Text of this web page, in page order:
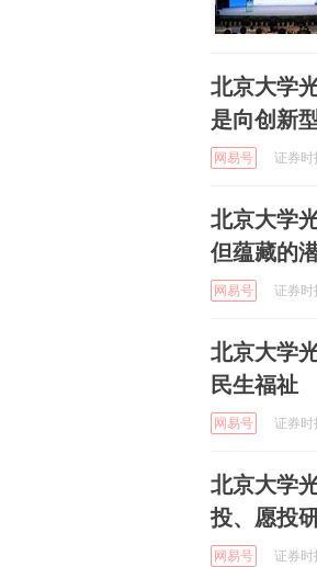
北京大学
是向创新
网易号 证券
北京大学
但蕴藏的
网易号 证券
北京大学
民生福祉
网易号 证券
北京大学
投、愿投
网易号 证券